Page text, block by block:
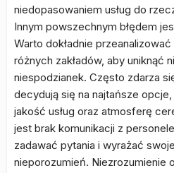
niedopasowaniem usług do
Innym powszechnym błędem
Warto dokładnie
różnych zakładów, aby uniknąć
niespodzianek. Często zdarza
decydują się na najtańsze
jakość usług oraz atmosferę
jest brak komunikacji z
zadawać pytania i wyrażać
nieporozumień. Niezrozumienie